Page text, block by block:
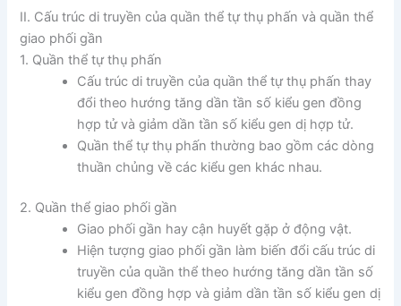
II. Cấu trúc di truyền của quần thể tự thụ phấn và quần thể
giao phối gần
1. Quần thể tự thụ phấn
Cấu trúc di truyền của quần thể tự thụ phấn thay
đổi theo hướng tăng dần tần số kiểu gen đồng
hợp tử và giảm dần tần số kiểu gen dị hợp tử.
Quần thể tự thụ phấn thường bao gồm các dòng
thuần chủng về các kiểu gen khác nhau.
2. Quần thể giao phối gần
Giao phối gần hay cận huyết gặp ở động vật.
Hiện tượng giao phối gần làm biến đổi cấu trúc di
truyền của quần thể theo hướng tăng dần tần số
kiểu gen đồng hợp và giảm dần tần số kiểu gen dị